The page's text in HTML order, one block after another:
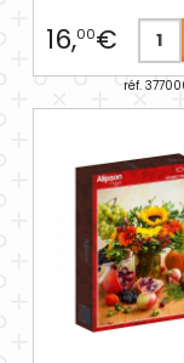
16,00€
réf.